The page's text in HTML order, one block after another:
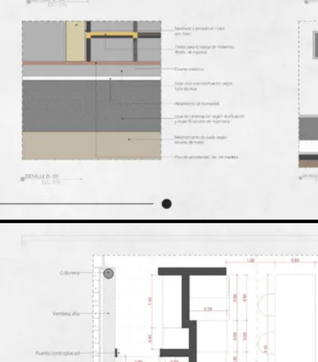
Losas Compuestas – Parte 2
Losas Compuestas – Parte 3
Detalles – Parte 1
Actualización de Sobreescrituras
Guardar en PDF y enviar a VIMOD